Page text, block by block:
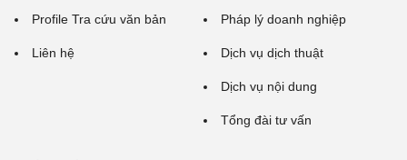
Profile Tra cứu văn bản
Liên hệ
Pháp lý doanh nghiệp
Dịch vụ dịch thuật
Dịch vụ nội dung
Tổng đài tư vấn